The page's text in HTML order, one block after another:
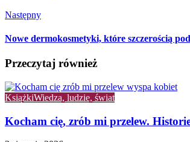
Następny
Nowe dermokosmetyki, które szczerością
Przeczytaj również
KsiążkiWiedza, ludzie, świat
Kocham cię, zrób mi przelew.